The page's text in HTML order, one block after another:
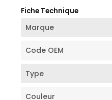
Fiche Technique
Marque
Code OEM
Type
Couleur